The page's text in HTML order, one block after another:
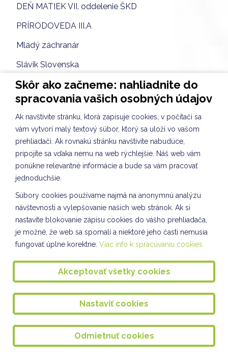
DEŇ MATIEK VII. oddelenie ŠKD
PRÍRODOVEDA III.A
Mladý záchranár
Slávik Slovenska
Rovesnícke vzdelávanie
Prvá jarná ochutnávka VII. oddelenie ŠKD
VEĽKONOČNÁ KULIŠKIÁDA
Veľkonočné tvorivé dielne v ŠKD
Veľkonočné tvorivé dielne VII. oddelenie ŠKD
Zápis do I. ročníka
Talentmánia - školské kolo
Environmentálne popoludnie v knižnici na Miletičovej
Veľkonočná výzdoba v Enviro učebni Kuliška
Ľudové hudobné nástroje
DEŇ VODY
Finále - Školské maratónske hry
Rozprávkový večer
SADENIE ČUČORIEDOK
Skôr ako začneme: nahliadnite do
spracovania vašich osobných údajov
Ak navštívite stránku, ktorá zapisuje cookies, v počítači sa
vám vytvorí malý textový súbor, ktorý sa uloží vo vašom
prehliadači. Ak rovnakú stránku navštívite nabudúce,
pripojíte sa vďaka nemu na web rýchlejšie. Náš web vám
ponúkne relevantné informácie a bude sa vám pracovať
jednoduchšie.
Súbory cookies používame najmä na anonymnú analýzu
návštevnosti a vylepšovanie našich web stránok. Ak si
nastavíte blokovanie zápisu cookies do vášho prehliadača,
je možné, že web sa spomalí a niektoré jeho časti nemusia
fungovať úplne korektne. Viac info k spracúvaniu cookies.
Akceptovať všetky cookies
Nastaviť cookies
Odmietnuť cookies